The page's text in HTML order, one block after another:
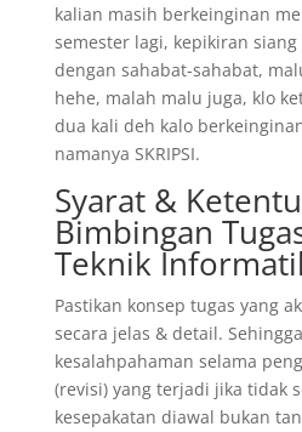
kalian masih berkeinginan
semester lagi, kepikiran
dengan sahabat-sahabat,
hehe, malah malu juga, klo
dua kali deh kalo
namanya SKRIPSI.
Syarat &
Bimbingan
Teknik
Pastikan konsep tugas yang
secara jelas & detail.
kesalahpahaman selama
(revisi) yang terjadi jika tidak
kesepakatan diawal bukan